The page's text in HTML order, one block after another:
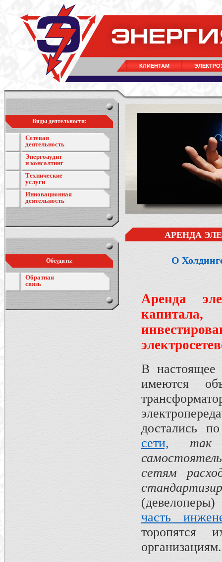
КЛИЕНТАМ
Виды деятельности:
Сетевая
деятельность
Энергоаудит
и консалтинг
Технические
услуги
Инновационная
деятельность
Обсудить:
Обратная
связь
АРЕНДА
О
Аренда
капитала,
В настоящее
имеются
достались
сети, так
сетям
часть
торопятся
организациям.